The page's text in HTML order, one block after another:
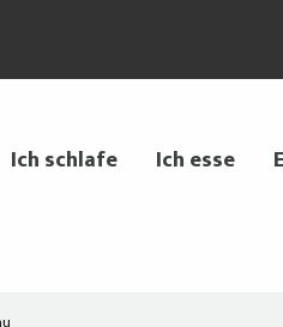
Ich schlafe Ich esse